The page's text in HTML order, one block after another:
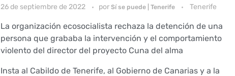
26 de septiembre de 2022 por Sí se puede | Tenerife Tenerife
La organización ecosocialista rechaza la detención de una
persona que grababa la intervención y el comportamiento
violento del director del proyecto Cuna del alma
Insta al Cabildo de Tenerife, al Gobierno de Canarias y a la